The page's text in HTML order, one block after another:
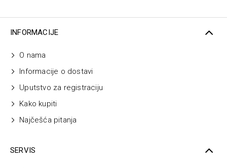
INFORMACIJE
O nama
Informacije o dostavi
Uputstvo za registraciju
Kako kupiti
Najčešća pitanja
SERVIS